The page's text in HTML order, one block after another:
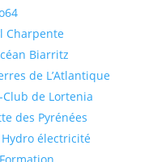
Charpente
Biarritz
de L’Atlantique
Club de Lortenia
des Pyrénées
Hydro électricité